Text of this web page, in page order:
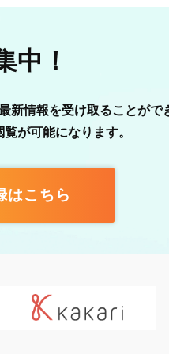
中！
新情報を受け取ることがで
が可能になります。
はこちら